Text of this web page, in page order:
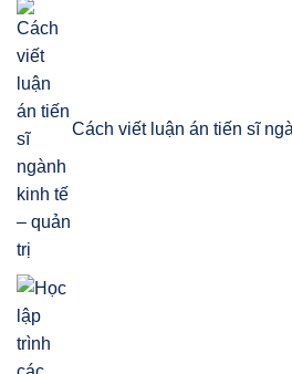
Cách viết luận án tiến sĩ